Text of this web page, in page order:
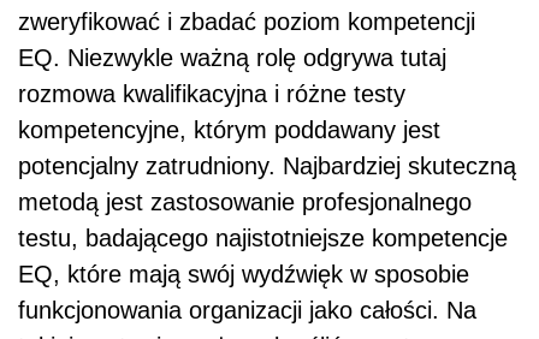
zweryfikować i zbadać poziom kompetencji
EQ. Niezwykle ważną rolę odgrywa tutaj
rozmowa kwalifikacyjna i różne testy
kompetencyjne, którym poddawany jest
potencjalny zatrudniony. Najbardziej skuteczną
metodą jest zastosowanie profesjonalnego
testu, badającego najistotniejsze kompetencje
EQ, które mają swój wydźwięk w sposobie
funkcjonowania organizacji jako całości. Na